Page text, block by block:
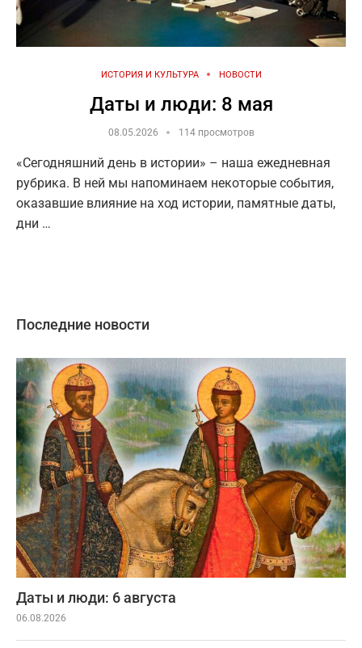
ИСТОРИЯ И КУЛЬТУРА НОВОСТИ
Даты и люди: 8 мая
08.05.2026 114 просмотров
«Сегодняшний день в истории» – наша ежедневная
рубрика. В ней мы напоминаем некоторые события,
оказавшие влияние на ход истории, памятные даты,
дни …
Последние новости
Даты и люди: 6 августа
06.08.2026